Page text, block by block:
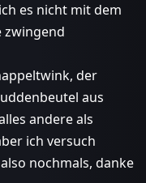
es nicht mit dem
zwingend
der
aus
andere als
ich versuch
nochmals, danke